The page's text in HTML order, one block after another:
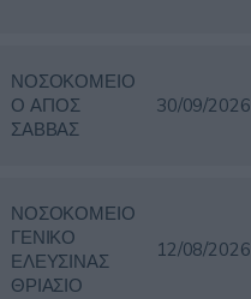
ΝΟΣΟΚΟΜΕΙΟ
Ο ΑΓΙΟΣ
ΣΑΒΒΑΣ
30/09/2026
ΝΟΣΟΚΟΜΕΙΟ
ΓΕΝΙΚΟ
ΕΛΕΥΣΙΝΑΣ
ΘΡΙΑΣΙΟ
12/08/2026